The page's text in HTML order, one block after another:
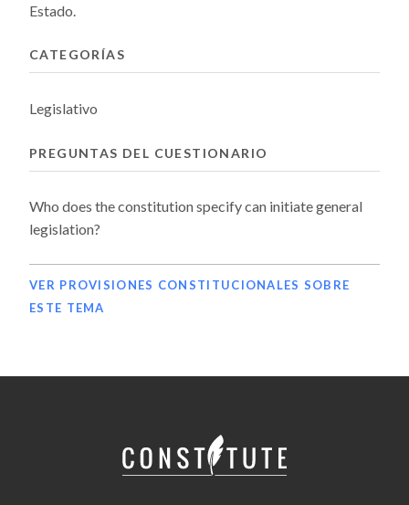
Estado.
CATEGORÍAS
Legislativo
PREGUNTAS DEL CUESTIONARIO
Who does the constitution specify can initiate general
legislation?
VER PROVISIONES CONSTITUCIONALES SOBRE
ESTE TEMA